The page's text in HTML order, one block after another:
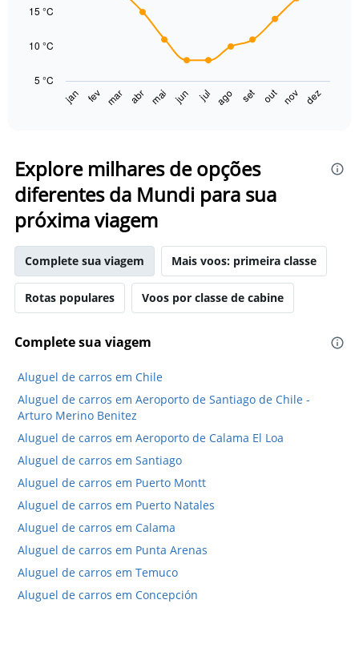
data
The
has
categories.
Range:
14
categories.
The
has
1
Y
axis
displaying
Range:
to
jan fev mar abr mai jun jul ago set out nov dez
5 °C
10 °C
15 °C
Explore milhares de opções
diferentes da Mundi para sua
próxima viagem
Complete sua viagem Mais voos: primeira classe
Rotas populares Voos por classe de cabine
Complete sua viagem
Aluguel de carros em Chile
Aluguel de carros em Aeroporto de Santiago de Chile -
Arturo Merino Benitez
Aluguel de carros em Aeroporto de Calama El Loa
Aluguel de carros em Santiago
Aluguel de carros em Puerto Montt
Aluguel de carros em Puerto Natales
Aluguel de carros em Calama
Aluguel de carros em Punta Arenas
Aluguel de carros em Temuco
Aluguel de carros em Concepción